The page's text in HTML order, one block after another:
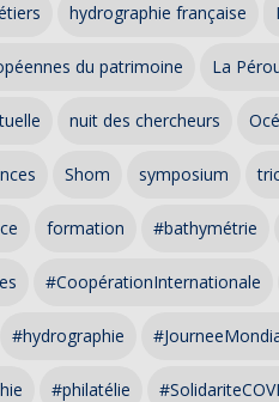
hydrographie française
du patrimoine La
nuit des chercheurs
Shom symposium
formation #bathymétrie
#CoopérationInternationale
#hydrographie
#philatélie